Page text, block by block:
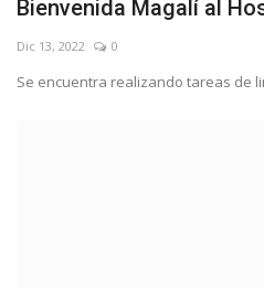
Bienvenida Magalí al
Dic 13, 2022 0
Se encuentra realizando tareas de